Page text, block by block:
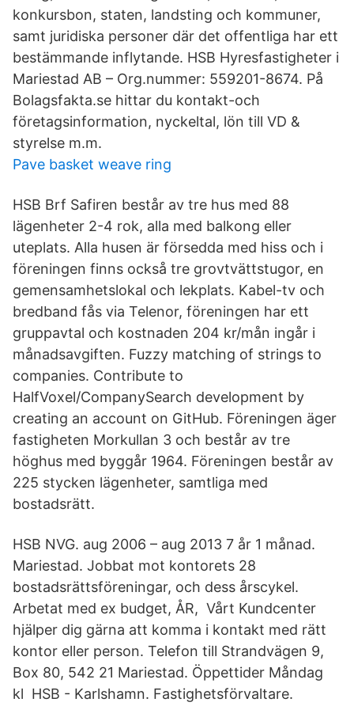
konkursbon, staten, landsting och kommuner,
samt juridiska personer där det offentliga har ett
bestämmande inflytande. HSB Hyresfastigheter i
Mariestad AB – Org.nummer: 559201-8674. På
Bolagsfakta.se hittar du kontakt-och
företagsinformation, nyckeltal, lön till VD &
styrelse m.m.
Pave basket weave ring
HSB Brf Safiren består av tre hus med 88
lägenheter 2-4 rok, alla med balkong eller
uteplats. Alla husen är försedda med hiss och i
föreningen finns också tre grovtvättstugor, en
gemensamhetslokal och lekplats. Kabel-tv och
bredband fås via Telenor, föreningen har ett
gruppavtal och kostnaden 204 kr/mån ingår i
månadsavgiften. Fuzzy matching of strings to
companies. Contribute to
HalfVoxel/CompanySearch development by
creating an account on GitHub. Föreningen äger
fastigheten Morkullan 3 och består av tre
höghus med byggår 1964. Föreningen består av
225 stycken lägenheter, samtliga med
bostadsrätt.
HSB NVG. aug 2006 – aug 2013 7 år 1 månad.
Mariestad. Jobbat mot kontorets 28
bostadsrättsföreningar, och dess årscykel.
Arbetat med ex budget, ÅR, Vårt Kundcenter
hjälper dig gärna att komma i kontakt med rätt
kontor eller person. Telefon till Strandvägen 9,
Box 80, 542 21 Mariestad. Öppettider Måndag
kl HSB - Karlshamn. Fastighetsförvaltare.